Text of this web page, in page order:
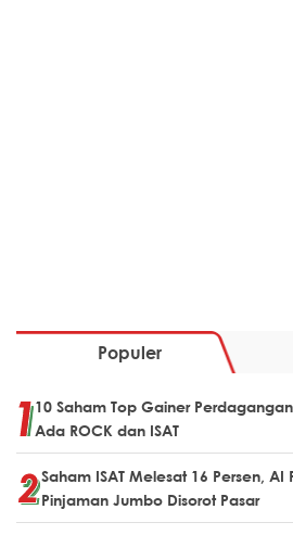
Populer
10 Saham Top Gainer
Ada ROCK dan ISAT
Saham ISAT Melesat 16 Persen,
Pinjaman Jumbo Disorot Pasar